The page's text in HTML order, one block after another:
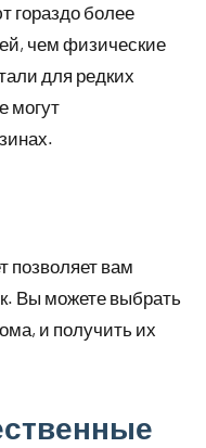
гораздо более
чем физические
для редких
могут
позволяет вам
Вы можете выбрать
и получить их